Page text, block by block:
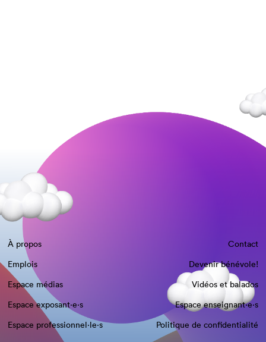
À propos
Contact
Emplois
Devenir bénévole!
Espace médias
Vidéos et balados
Espace exposant·e⋅s
Espace enseignant·e⋅s
Espace professionnel·le⋅s
Politique de confidentialité